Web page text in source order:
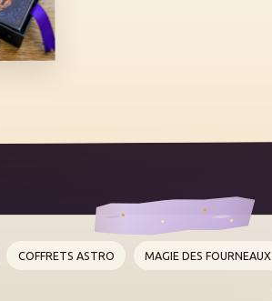
COFFRETS ASTRO MAGIE DES FOURNEAUX